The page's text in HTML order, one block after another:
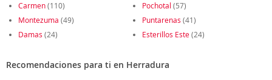
Carmen(110) Pochotal (57)
Montezuma (49) Puntarenas (41)
Damas (24) Esterillos Este(24)
Recomendaciones para ti en Herradura